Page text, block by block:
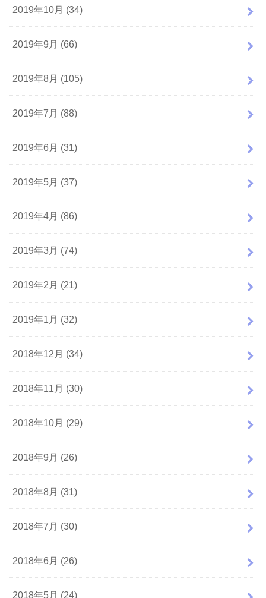
2019年10月 (34)
2019年9月 (66)
2019年8月 (105)
2019年7月 (88)
2019年6月 (31)
2019年5月 (37)
2019年4月 (86)
2019年3月 (74)
2019年2月 (21)
2019年1月 (32)
2018年12月 (34)
2018年11月 (30)
2018年10月 (29)
2018年9月 (26)
2018年8月 (31)
2018年7月 (30)
2018年6月 (26)
2018年5月 (24)